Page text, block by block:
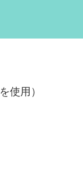
を使用）